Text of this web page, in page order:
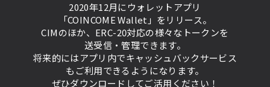
2020年12月にウォレットアプリ
「COINCOME Wallet」をリリース。
CIMのほか、ERC-20対応の様々なトークンを
送受信・管理できます。
将来的にはアプリ内でキャッシュバックサービス
もご利用できるようになります。
ぜひダウンロードしてご活用ください！